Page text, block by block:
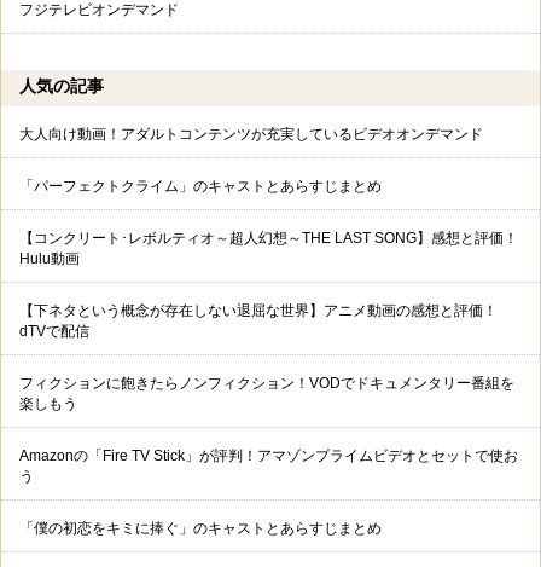
フジテレビオンデマンド
人気の記事
大人向け動画！アダルトコンテンツが充実しているビデオオンデマンド
「パーフェクトクライム」のキャストとあらすじまとめ
【コンクリート･レボルティオ～超人幻想～THE LAST SONG】感想と評価！
Hulu動画
【下ネタという概念が存在しない退屈な世界】アニメ動画の感想と評価！
dTVで配信
フィクションに飽きたらノンフィクション！VODでドキュメンタリー番組を
楽しもう
Amazonの「Fire TV Stick」が評判！アマゾンプライムビデオとセットで使お
う
「僕の初恋をキミに捧ぐ」のキャストとあらすじまとめ